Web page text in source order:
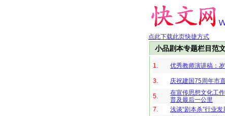
点此下载此页快捷方式
小品剧本专题栏目范
1. 优秀教师演讲稿：
3.
庆祝建国75周年市
5.
在宣传思想文化工
普及最后一公里
7.
浅谈“剧本杀”行业